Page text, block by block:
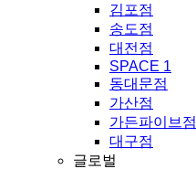
김포점
송도점
대전점
SPACE 1
동대문점
가산점
가든파이브점
대구점
글로벌